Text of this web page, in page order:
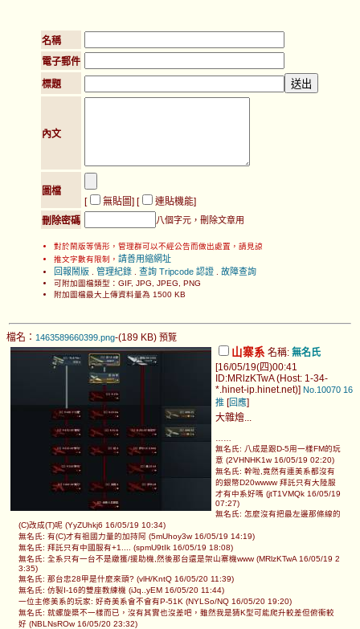
名稱
電子郵件
標題
內文
圖檔
[
無貼圖] [ 連貼機能]
刪除密碼
八個字元，刪除文章用
對於鬧版等情形，管理群可以不經公告而做出處置，請見諒
推文字數有限制， 請善用縮網址
回報鬧版
管理紀錄 查詢 Tripcode 認證 故障查詢
可附加圖檔類型：GIF, JPG, JPEG, PNG
附加圖檔最大上傳資料量為 1500 KB
檔名： 1463589660399.png-(189 KB) 預覽
山寨系 名稱: 無名氏
[16/05/19(四)00:41
ID:MRlzKTwA (Host: 1-34-
*.hinet-ip.hinet.net)] No.10070 16
推 [回應]
大雜燴...
無名氏: 八成是跟D-5用一樣FM的玩
意 (2VHNHK1w 16/05/19 02:20)
無名氏: 幹啦,竟然有連美系都沒有
的銀幣D20wwww 拜託只有大陸服
才有中系好嗎 (jtT1VMQk 16/05/19
07:27)
無名氏: 怎麼沒有把最左邊那條線的
(C)改成(T)呢 (YyZUhkj6 16/05/19 10:34)
無名氏: 有(C)才有祖國力量的加持阿 (5mUhoy3w 16/05/19 14:19)
無名氏: 拜託只有中國服有+1.... (spmU9tIk 16/05/19 18:08)
無名氏: 全系只有一台不是繳獲/援助機,然後那台還是架山寨機www (MRlzKTwA 16/05/19 2
3:35)
無名氏: 那台忠28甲是什麼來頭? (vlH/KntQ 16/05/20 11:39)
無名氏: 仿製I-16的雙座教練機 (iJq..yEM 16/05/20 11:44)
一位主修美系的玩家: 好奇美系會不會有P-51K (NYLSo/NQ 16/05/20 19:20)
無名氏: 就螺旋槳不一樣而已，沒有其實也沒差吧，雖然我是猜K型可能爬升較差但俯衝較
好 (NBLNsROw 16/05/20 23:32)